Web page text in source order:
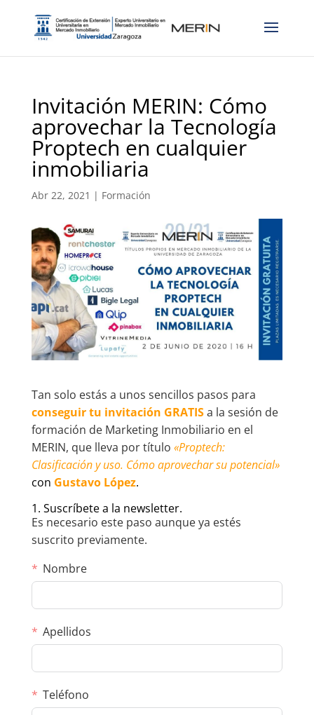
Invitación MERIN: Cómo
aprovechar la Tecnología
Proptech en cualquier
inmobiliaria
Abr 22, 2021 | Formación
Tan solo estás a unos sencillos pasos para
conseguir tu invitación GRATISa la sesión de
formación de Marketing Inmobiliario en el
MERIN, que lleva por título «Proptech:
Clasificación y uso. Cómo aprovechar su potencial»
con Gustavo López.
1. Suscríbete a la newsletter.
Es necesario este paso aunque ya estés
suscrito previamente.
Nombre
Apellidos
Teléfono